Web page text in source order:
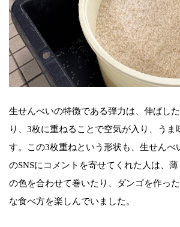
生せんべいの特徴である弾力は、伸ばし
り、3枚に重ねることで空気が入り、うま
す。この3枚重ねという形状も、生せんべ
のSNSにコメントを寄せてくれた人は、
の色を合わせて巻いたり、ダンゴを作っ
な食べ方を楽しんでいました。